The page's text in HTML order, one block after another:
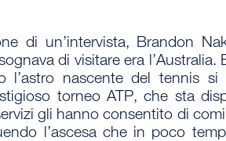
di un’intervista, Brandon
di visitare era l’Australia.
l’astro nascente del tennis si
torneo ATP, che sta
gli hanno consentito di
l’ascesache in poco